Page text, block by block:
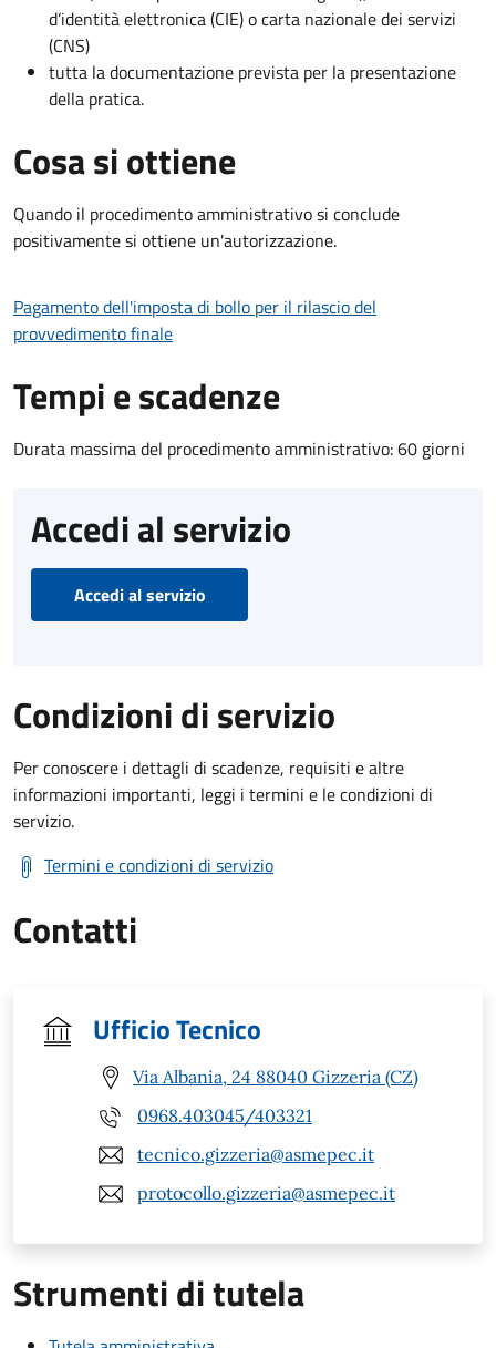
d’identità elettronica (CIE) o carta nazionale dei servizi
(CNS)
tutta la documentazione prevista per la presentazione
della pratica.
Cosa si ottiene
Quando il procedimento amministrativo si conclude
positivamente si ottiene un'autorizzazione.
Pagamento dell'imposta di bollo per il rilascio del
provvedimento finale
Tempi e scadenze
Durata massima del procedimento amministrativo: 60 giorni
Accedi al servizio
Accedi al servizio
Condizioni di servizio
Per conoscere i dettagli di scadenze, requisiti e altre
informazioni importanti, leggi i termini e le condizioni di
servizio.
Termini e condizioni di servizio
Contatti
Ufficio Tecnico
Via Albania, 24 88040 Gizzeria (CZ)
0968.403045/403321
tecnico.gizzeria@asmepec.it
protocollo.gizzeria@asmepec.it
Strumenti di tutela